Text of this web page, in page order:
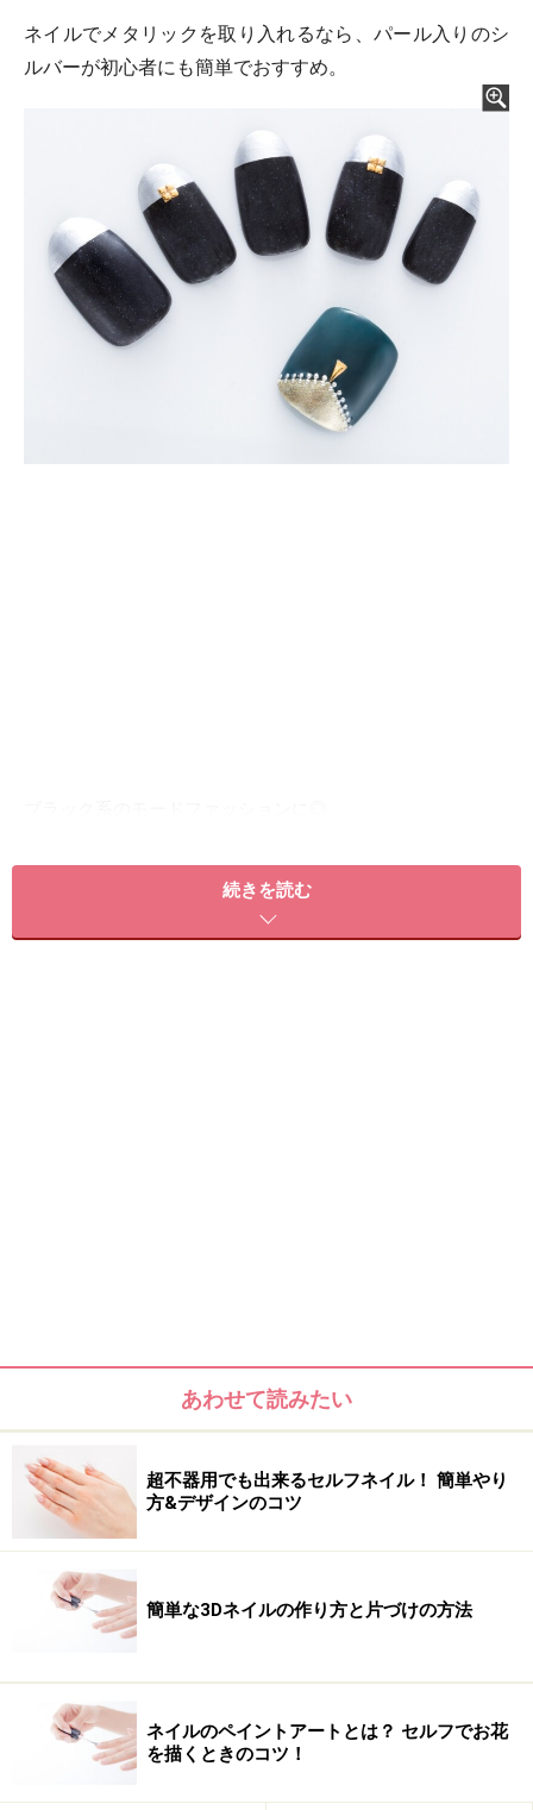
ネイルでメタリックを取り入れるなら、パール入りのシ
ルバーが初心者にも簡単でおすすめ。
メタリックを彷彿とさせるパール入りのシルバーがポイ
ゴールドのラインテープで簡単メタリック
秋らしい深みのあるボルドーと相性抜群なゴールド。ラ
続きを読む
あわせて読みたい
超不器用でも出来るセルフネイル！ 簡単やり
方&デザインのコツ
簡単な3Dネイルの作り方と片づけの方法
ネイルのペイントアートとは？ セルフでお花
を描くときのコツ！